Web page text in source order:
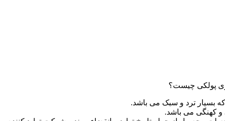
پولکی چیست؟
که بسیار ترد و سبک می باشد.
و کهنگی می باشد.